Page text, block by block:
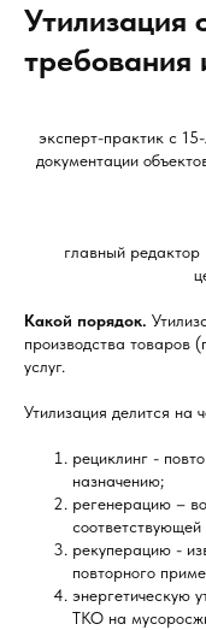
Утилизация
требования
эксперт-практик с
документации
главный
Какой порядок.
производства товаров
услуг.
Утилизация делится на
рециклинг -
назначению;
регенерацию –
соответствующей
рекуперацию -
повторного
энергетическую
ТКО на